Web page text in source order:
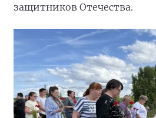
защитников Отечества.